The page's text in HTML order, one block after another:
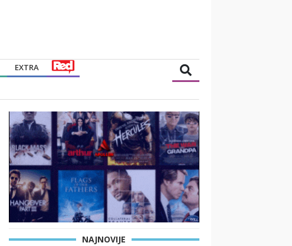
EXTRA
NAJNOVIJE